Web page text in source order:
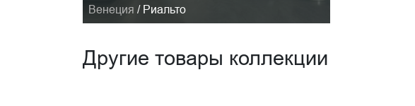
Венеция / Риальто
Другие товары коллекции